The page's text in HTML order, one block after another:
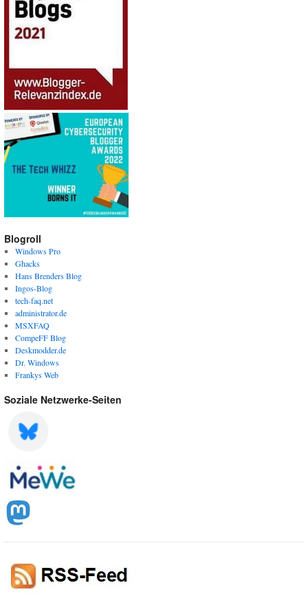
Blogroll
Windows Pro
Ghacks
Hans Brenders Blog
Ingos-Blog
tech-faq.net
administrator.de
MSXFAQ
CompeFF Blog
Deskmodder.de
Dr. Windows
Frankys Web
Soziale Netzwerke-Seiten